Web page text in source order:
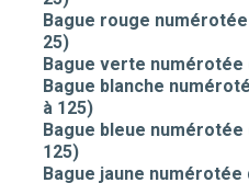
Bague rouge
25)
Bague verte numérotée
Bague blanche
à 125)
Bague bleue numérotée
125)
Bague jaune numérotée